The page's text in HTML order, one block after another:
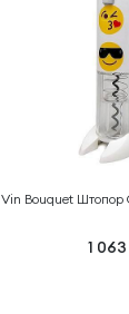
Vin Bouquet Штопор
1 063